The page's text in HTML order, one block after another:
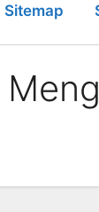
Sitemap